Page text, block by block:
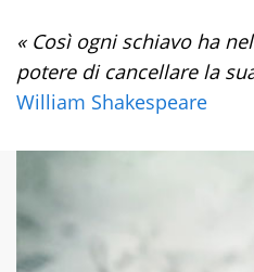
« Così ogni schiavo ha
potere di cancellare la
William Shakespeare